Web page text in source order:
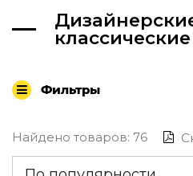
Подвесные светильники
Настольные лампы
Технический свет
Уличное освещение
Фильтры
Найдено товаров: 76